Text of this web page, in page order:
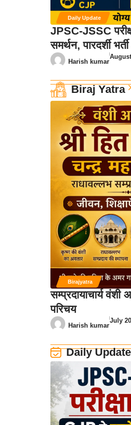
Daily Update
JPSC-JSSC
समर्थन, पारदर्शी
Harish kumar
Biraj Yatra
Birajyatra
सम्प्रदायाचार्य
परिचय
Harish kumar
July
Daily Update